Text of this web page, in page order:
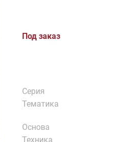
Под заказ
Серия
Тематика
Основа
Техника